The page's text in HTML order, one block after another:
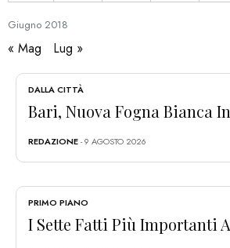
Giugno 2018
« Mag Lug »
DALLA CITTÀ
Bari, Nuova Fogna Bianca
REDAZIONE- 9 AGOSTO 2026
PRIMO PIANO
I Sette Fatti Più Importanti